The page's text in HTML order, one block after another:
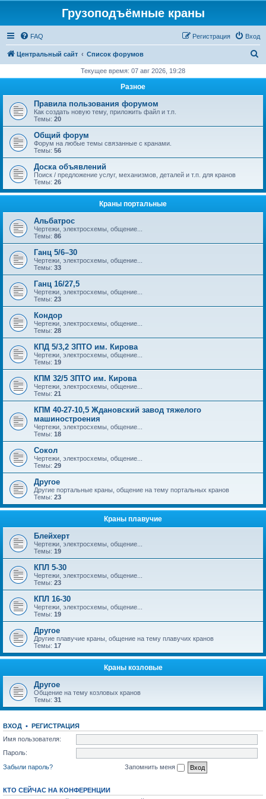
Грузоподъёмные краны
FAQ Вход
Регистрация
Центральный сайт Список форумов
с
Текущее время: 07 авг 2026, 19:28
Разное
Правила пользования форумом
Как создать новую тему, приложить файл и т.п.
Темы: 20
Общий форум
Форум на любые темы связанные с кранами.
Темы: 56
Доска объявлений
Поиск / предложение услуг, механизмов, деталей и т.п. для кранов
Темы: 26
Краны портальные
Альбатрос
Чертежи, электросхемы, общение...
Темы: 86
Ганц 5/6–30
Чертежи, электросхемы, общение...
Темы: 33
Ганц 16/27,5
Чертежи, электросхемы, общение...
Темы: 23
Кондор
Чертежи, электросхемы, общение...
Темы: 28
КПД 5/3,2 ЗПТО им. Кирова
Чертежи, электросхемы, общение...
Темы: 19
КПМ 32/5 ЗПТО им. Кирова
Чертежи, электросхемы, общение...
Темы: 21
КПМ 40-27-10,5 Ждановский завод тяжелого
машиностроения
Чертежи, электросхемы, общение...
Темы: 18
Сокол
Чертежи, электросхемы, общение...
Темы: 29
Другое
Другие портальные краны, общение на тему портальных кранов
Темы: 23
Краны плавучие
Блейхерт
Чертежи, электросхемы, общение...
Темы: 19
КПЛ 5-30
Чертежи, электросхемы, общение...
Темы: 23
КПЛ 16-30
Чертежи, электросхемы, общение...
Темы: 19
Другое
Другие плавучие краны, общение на тему плавучих кранов
Темы: 17
Краны козловые
Другое
Общение на тему козловых кранов
Темы: 31
ВХОД • РЕГИСТРАЦИЯ
Имя пользователя:
Пароль:
Забыли пароль?
Запомнить меня
КТО СЕЙЧАС НА КОНФЕРЕНЦИИ